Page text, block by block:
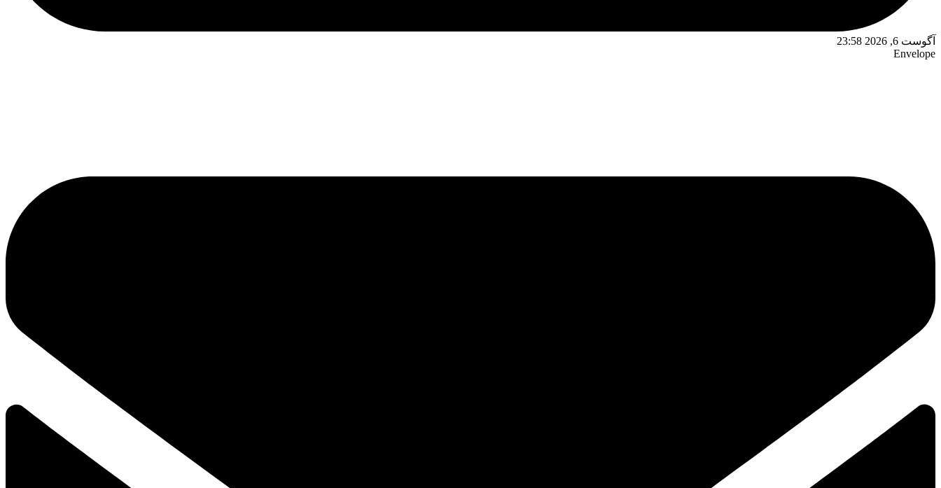
آگوست 6, 2026 23:58
Envelope